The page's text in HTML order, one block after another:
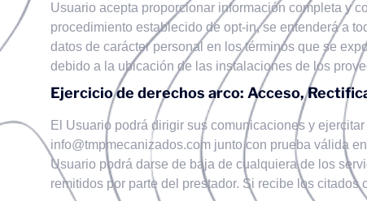
Usuario acepta proporcionar información completa y
procedimiento establecido de opt-in, se entenderá a
datos de carácter personal en los términos que se
debido a la ubicación de las instalaciones de los
Ejercicio de derechos arco: Acceso,
El Usuario podrá dirigir sus comunicaciones y
info@tmpmecanizados.com junto con prueba válida
Usuario podrá darse de baja de cualquiera de los
remitidos por parte del prestador. Si recibe los